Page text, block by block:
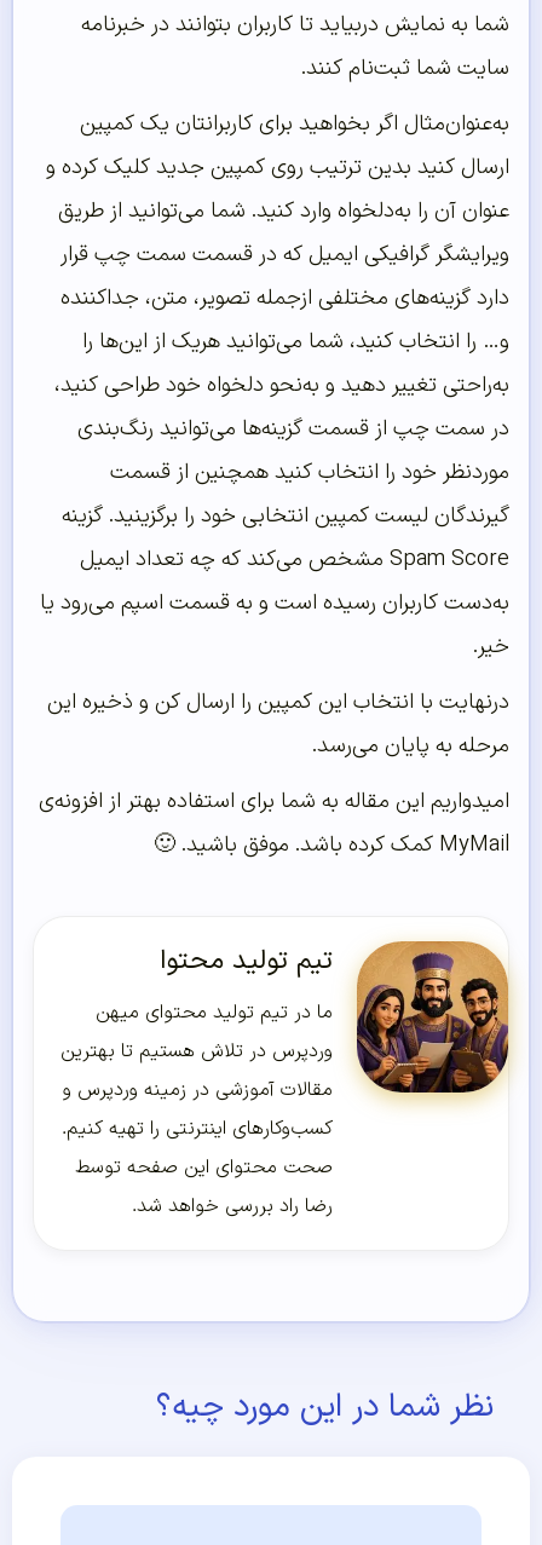
شما به نمایش دربیاید تا کاربران بتوانند در خبرنامه
سایت شما ثبت‌نام کنند.
به‌عنوان‌مثال اگر بخواهید برای کاربرانتان یک کمپین
ارسال کنید بدین ترتیب روی کمپین جدید کلیک کرده و
عنوان آن را به‌دلخواه وارد کنید. شما می‌توانید از طریق
ویرایشگر گرافیکی ایمیل که در قسمت سمت چپ قرار
دارد گزینه‌های مختلفی ازجمله تصویر، متن، جداکننده
و… را انتخاب کنید، شما می‌توانید هریک از این‌ها را
به‌راحتی تغییر دهید و به‌نحو دلخواه خود طراحی کنید،
در سمت چپ از قسمت گزینه‌ها می‌توانید رنگ‌بندی
موردنظر خود را انتخاب کنید همچنین از قسمت
گیرندگان لیست کمپین انتخابی خود را برگزینید. گزینه
Spam Score مشخص می‌کند که چه تعداد ایمیل
به‌دست کاربران رسیده است و به قسمت اسپم می‌رود یا
خیر.
درنهایت با انتخاب این کمپین را ارسال کن و ذخیره این
مرحله به پایان می‌رسد.
امیدواریم این مقاله به شما برای استفاده بهتر از افزونه‌ی
MyMail کمک کرده باشد. موفق باشید. 🙂
تیم تولید محتوا
ما در تیم تولید محتوای میهن
وردپرس در تلاش هستیم تا بهترین
مقالات آموزشی در زمینه وردپرس و
کسب‌و‌کارهای اینترنتی را تهیه کنیم.
صحت محتوای این صفحه توسط
رضا راد بررسی خواهد شد.
نظر شما در این مورد چیه؟